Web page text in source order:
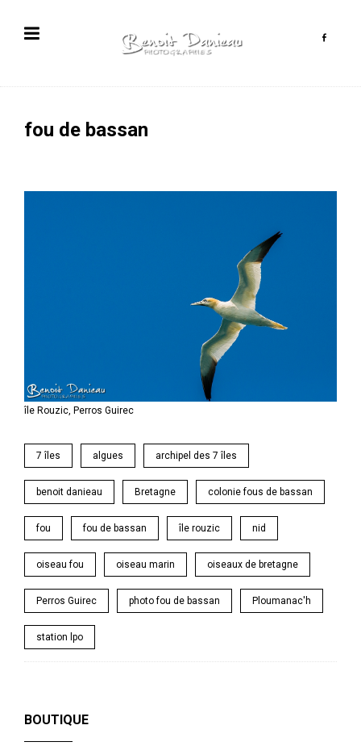
fou de bassan
île Rouzic, Perros Guirec
7 îles algues archipel des 7 îles
benoit danieau Bretagne colonie fous de bassan
fou fou de bassan île rouzic nid
oiseau fou oiseau marin oiseaux de bretagne
Perros Guirec photo fou de bassan Ploumanac'h
station lpo
BOUTIQUE